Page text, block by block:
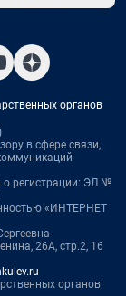
органов
в сфере связи,
о регистрации: ЭЛ №
«ИНТЕРНЕТ
26А, стр.2, 16
органов: